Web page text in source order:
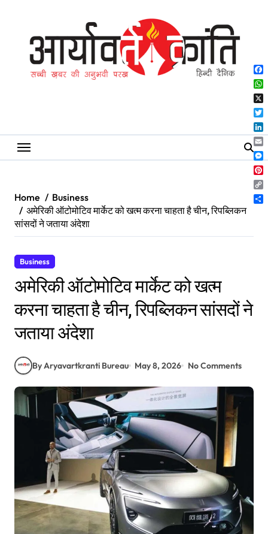
Home
Business
अमेरिकी ऑटोमोटिव मार्केट को खत्म करना चाहता है चीन, रिपब्लिकन
सांसदों ने जताया अंदेशा
Business
अमेरिकी ऑटोमोटिव मार्केट को खत्म
करना चाहता है चीन, रिपब्लिकन सांसदों ने
जताया अंदेशा
By Aryavartkranti Bureau May 8, 2026 No Comments
X